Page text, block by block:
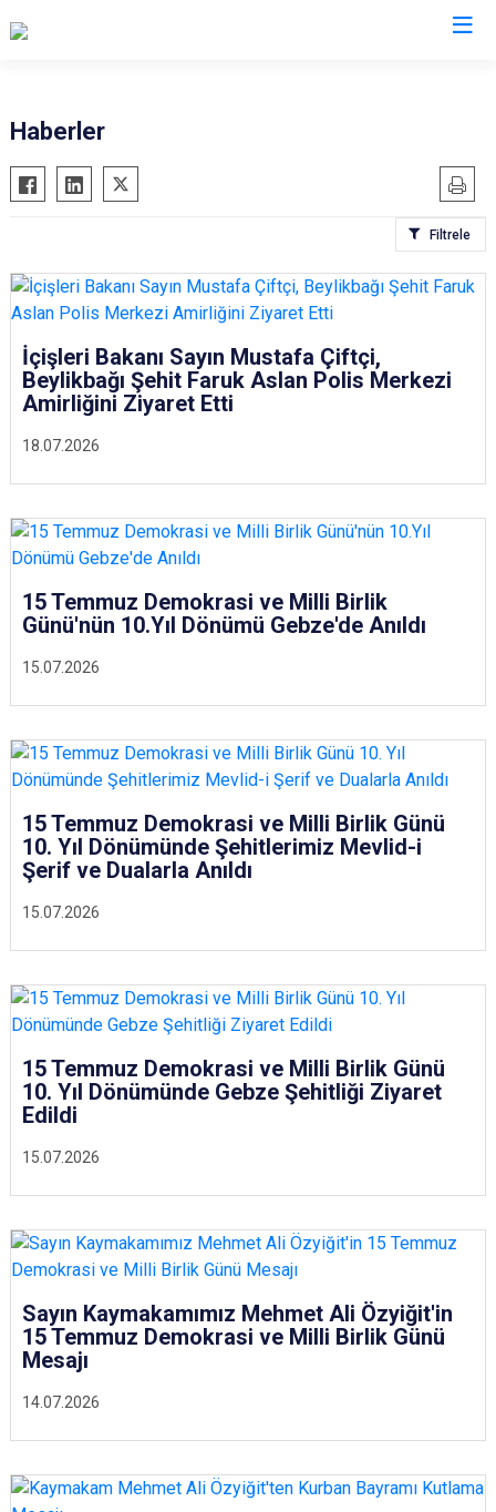
Gebze
Gölcük
Karamürsel
Körfez
Derince
Dilovası
İzmit
Kartepe
Haberler
Filtrele
18.07.2026
İçişleri Bakanı Sayın Mustafa Çiftçi,
Beylikbağı Şehit Faruk Aslan Polis Merkezi
Amirliğini Ziyaret Etti
15.07.2026
15 Temmuz Demokrasi ve Milli Birlik
Günü'nün 10.Yıl Dönümü Gebze'de Anıldı
15.07.2026
15 Temmuz Demokrasi ve Milli Birlik Günü
10. Yıl Dönümünde Şehitlerimiz Mevlid-i
Şerif ve Dualarla Anıldı
15.07.2026
15 Temmuz Demokrasi ve Milli Birlik Günü
10. Yıl Dönümünde Gebze Şehitliği Ziyaret
Edildi
14.07.2026
Sayın Kaymakamımız Mehmet Ali Özyiğit'in
15 Temmuz Demokrasi ve Milli Birlik Günü
Mesajı